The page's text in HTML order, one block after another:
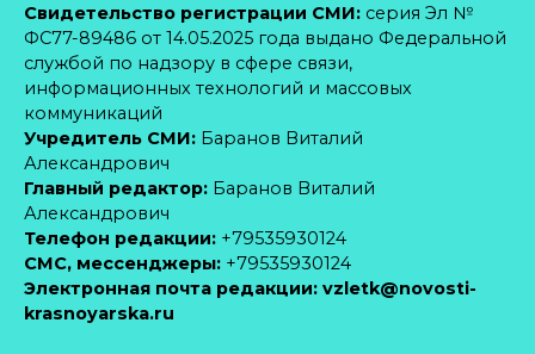
Свидетельство регистрации СМИ: серия Эл №
ФС77-89486 от 14.05.2025 года выдано Федеральной
службой по надзору в сфере связи,
информационных технологий и массовых
коммуникаций
Учредитель СМИ: Баранов Виталий
Александрович
Главный редактор: Баранов Виталий
Александрович
Телефон редакции: +79535930124
CМС, мессенджеры: +79535930124
Электронная почта редакции: vzletk@novosti-
krasnoyarska.ru